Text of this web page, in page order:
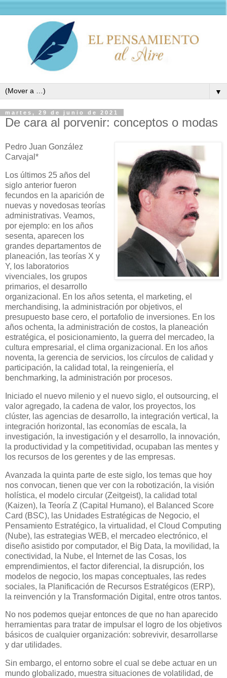
▼
martes, 29 de junio de 2021
De cara al porvenir: conceptos o modas
Pedro Juan González
Carvajal*
Los últimos 25 años del
siglo anterior fueron
fecundos en la aparición de
nuevas y novedosas teorías
administrativas. Veamos,
por ejemplo: en los años
sesenta, aparecen los
grandes departamentos de
planeación, las teorías X y
Y, los laboratorios
vivenciales, los grupos
primarios, el desarrollo
organizacional. En los años setenta, el marketing, el
merchandising, la administración por objetivos, el
presupuesto base cero, el portafolio de inversiones. En los
años ochenta, la administración de costos, la planeación
estratégica, el posicionamiento, la guerra del mercadeo, la
cultura empresarial, el clima organizacional. En los años
noventa, la gerencia de servicios, los círculos de calidad y
participación, la calidad total, la reingeniería, el
benchmarking, la administración por procesos.
Iniciado el nuevo milenio y el nuevo siglo, el outsourcing, el
valor agregado, la cadena de valor, los proyectos, los
clúster, las agencias de desarrollo, la integración vertical, la
integración horizontal, las economías de escala, la
investigación, la investigación y el desarrollo, la innovación,
la productividad y la competitividad, ocupaban las mentes y
los recursos de los gerentes y de las empresas.
Avanzada la quinta parte de este siglo, los temas que hoy
nos convocan, tienen que ver con la robotización, la visión
holística, el modelo circular (Zeitgeist), la calidad total
(Kaizen), la Teoría Z (Capital Humano), el Balanced Score
Card (BSC), las Unidades Estratégicas de Negocio, el
Pensamiento Estratégico, la virtualidad, el Cloud Computing
(Nube), las estrategias WEB, el mercadeo electrónico, el
diseño asistido por computador, el Big Data, la movilidad, la
conectividad, la Nube, el Internet de las Cosas, los
emprendimientos, el factor diferencial, la disrupción, los
modelos de negocio, los mapas conceptuales, las redes
sociales, la Planificación de Recursos Estratégicos (ERP),
la reinvención y la Transformación Digital, entre otros tantos.
No nos podemos quejar entonces de que no han aparecido
herramientas para tratar de impulsar el logro de los objetivos
básicos de cualquier organización: sobrevivir, desarrollarse
y dar utilidades.
Sin embargo, el entorno sobre el cual se debe actuar en un
mundo globalizado, muestra situaciones de volatilidad, de